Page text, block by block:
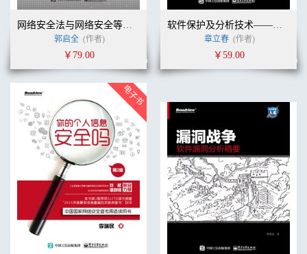
网络安全法与网络安全等级保护制度培训教程（2018版）
郭启全 (作者)
￥79.00
软件保护及分析技术——原理与实践
章立春 (作者)
￥59.00